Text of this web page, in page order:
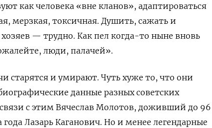
как человека «вне кланов», адаптироваться
мерзкая, токсичная. Душить, сажать и
— трудно. Как пел когда-то ныне вновь
люди, палачей».
старятся и умирают. Чуть хуже то, что они
данные разных советских
с этим Вячеслав Молотов, доживший до 96
Лазарь Каганович. Но и менее легендарные